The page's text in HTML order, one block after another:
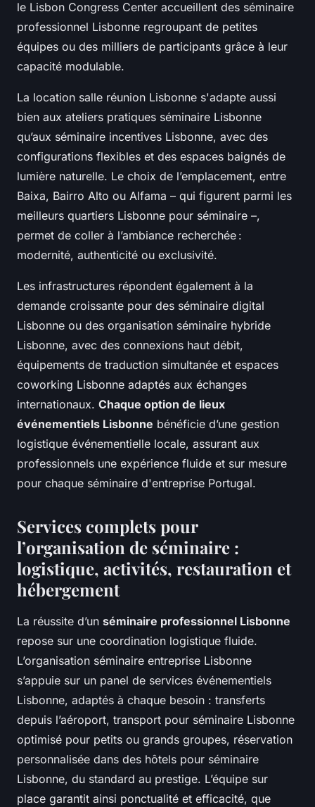
le Lisbon Congress Center accueillent des séminaire
professionnel Lisbonne regroupant de petites
équipes ou des milliers de participants grâce à leur
capacité modulable.
La location salle réunion Lisbonne s'adapte aussi
bien aux ateliers pratiques séminaire Lisbonne
qu’aux séminaire incentives Lisbonne, avec des
configurations flexibles et des espaces baignés de
lumière naturelle. Le choix de l’emplacement, entre
Baixa, Bairro Alto ou Alfama – qui figurent parmi les
meilleurs quartiers Lisbonne pour séminaire –,
permet de coller à l’ambiance recherchée :
modernité, authenticité ou exclusivité.
Les infrastructures répondent également à la
demande croissante pour des séminaire digital
Lisbonne ou des organisation séminaire hybride
Lisbonne, avec des connexions haut débit,
équipements de traduction simultanée et espaces
coworking Lisbonne adaptés aux échanges
internationaux. Chaque option de lieux
événementiels Lisbonne bénéficie d’une gestion
logistique événementielle locale, assurant aux
professionnels une expérience fluide et sur mesure
pour chaque séminaire d'entreprise Portugal.
Services complets pour
l’organisation de séminaire :
logistique, activités, restauration et
hébergement
La réussite d’un séminaire professionnel Lisbonne
repose sur une coordination logistique fluide.
L’organisation séminaire entreprise Lisbonne
s’appuie sur un panel de services événementiels
Lisbonne, adaptés à chaque besoin : transferts
depuis l’aéroport, transport pour séminaire Lisbonne
optimisé pour petits ou grands groupes, réservation
personnalisée dans des hôtels pour séminaire
Lisbonne, du standard au prestige. L’équipe sur
place garantit ainsi ponctualité et efficacité, que